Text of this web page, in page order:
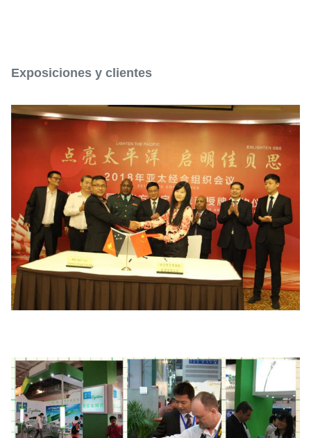
Exposiciones y clientes